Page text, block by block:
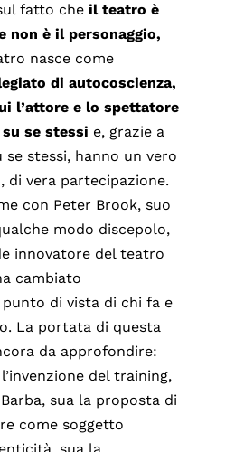
fatto che il teatro è
non è il personaggio,
nasce come
di autocoscienza,
l’attore e lo spettatore
se stessi e, grazie a
stessi, hanno un vero
di vera partecipazione.
con Peter Brook, suo
modo discepolo,
innovatore del teatro
cambiato
di vista di chi fa e
La portata di questa
da approfondire:
del training,
sua la proposta di
come soggetto